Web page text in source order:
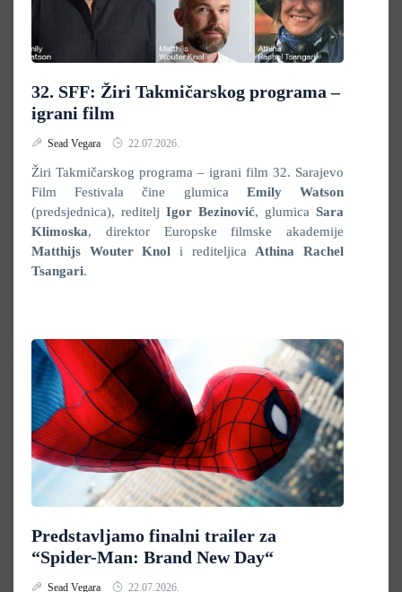
32. SFF: Žiri Takmičarskog programa –
igrani film
Sead Vegara 22.07.2026.
Žiri Takmičarskog programa – igrani film 32. Sarajevo
Film Festivala čine glumica Emily Watson
(predsjednica), reditelj Igor Bezinović, glumica Sara
Klimoska, direktor Europske filmske akademije
Matthijs Wouter Knol i rediteljica Athina Rachel
Tsangari.
Predstavljamo finalni trailer za
“Spider-Man: Brand New Day“
Sead Vegara 22.07.2026.